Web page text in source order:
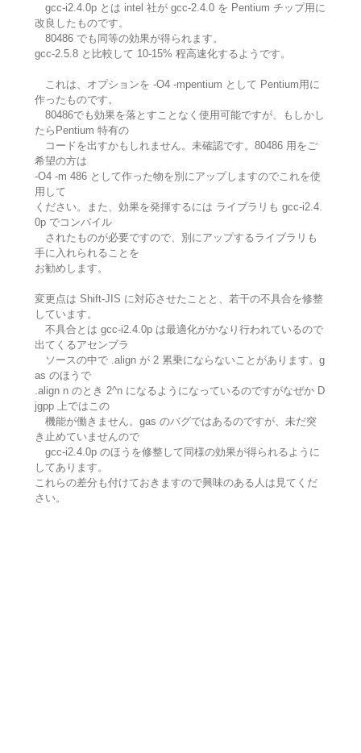
gcc-i2.4.0p とは intel 社が gcc-2.4.0 を Pentium チップ用に
改良したものです。
80486 でも同等の効果が得られます。
gcc-2.5.8 と比較して 10-15% 程高速化するようです。
これは、オプションを -O4 -mpentium として Pentium用に
作ったものです。
80486でも効果を落とすことなく使用可能ですが、もしかし
たらPentium 特有の
コードを出すかもしれません。未確認です。80486 用をご
希望の方は
-O4 -m 486 として作った物を別にアップしますのでこれを使
用して
ください。また、効果を発揮するには ライブラリも gcc-i2.4.
0p でコンパイル
されたものが必要ですので、別にアップするライブラリも
手に入れられることを
お勧めします。
変更点は Shift-JIS に対応させたことと、若干の不具合を修整
しています。
不具合とは gcc-i2.4.0p は最適化がかなり行われているので
出てくるアセンブラ
ソースの中で .align が 2 累乗にならないことがあります。g
as のほうで
.align n のとき 2^n になるようになっているのですがなぜか D
jgpp 上ではこの
機能が働きません。gas のバグではあるのですが、未だ突
き止めていませんので
gcc-i2.4.0p のほうを修整して同様の効果が得られるように
してあります。
これらの差分も付けておきますので興味のある人は見てくだ
さい。